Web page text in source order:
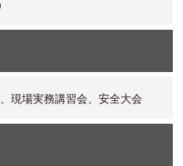
現場実務講習会、安全大会